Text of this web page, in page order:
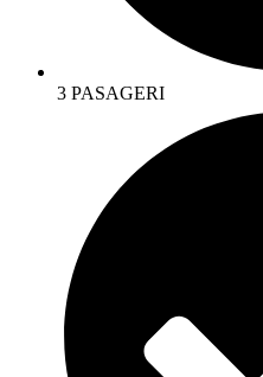
3 PASAGERI